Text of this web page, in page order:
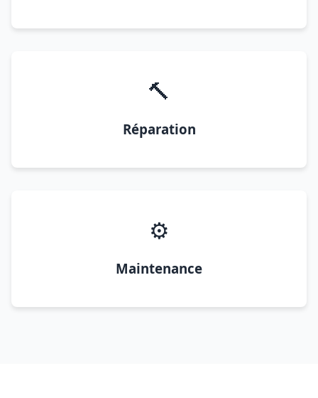
🔨
Réparation
⚙️
Maintenance